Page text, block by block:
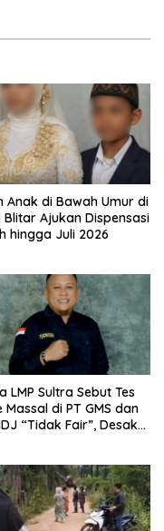
Anak di Bawah Umur di
Blitar Ajukan Dispensasi
hingga Juli 2026
LMP Sultra Sebut Tes
Massal di PT GMS dan
“Tidak Fair”, Desak